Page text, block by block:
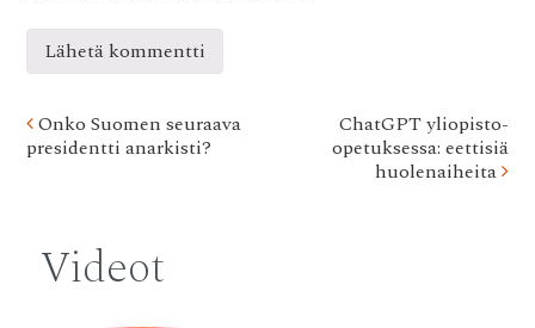
Post
navigation
Onko Suomen seuraava
presidentti anarkisti?
ChatGPT yliopisto-
opetuksessa: eettisiä
huolenaiheita
Videot